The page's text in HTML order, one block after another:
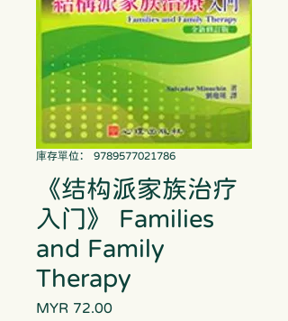
庫存單位： 9789577021786
《结构派家族治疗
入门》 Families
and Family
Therapy
MYR 72.00價